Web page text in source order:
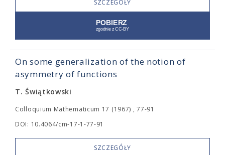
SZCZEGÓŁY
On some generalization of the notion of
asymmetry of functions
T. Świątkowski
Colloquium Mathematicum 17 (1967) , 77-91
DOI: 10.4064/cm-17-1-77-91
SZCZEGÓŁY